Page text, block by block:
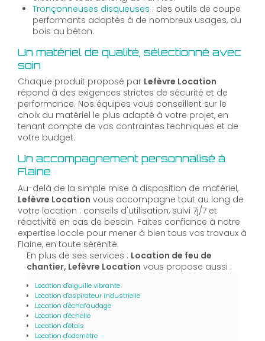
Tronçonneuses disqueuses : des outils de coupe
performants adaptés à de nombreux usages, du
bois au béton.
Un matériel de qualité, sélectionné avec
soin
Chaque produit proposé par Lefèvre Location
répond à des exigences strictes de sécurité et de
performance. Nos équipes vous conseillent sur le
choix du matériel le plus adapté à votre projet, en
tenant compte de vos contraintes techniques et de
votre budget.
Un accompagnement personnalisé à
Flaine
Au-delà de la simple mise à disposition de matériel,
Lefèvre Location vous accompagne tout au long de
votre location : conseils d'utilisation, suivi 7j/7 et
réactivité en cas de besoin. Faites confiance à notre
expertise locale pour mener à bien tous vos travaux à
Flaine, en toute sérénité.
En plus de ses services : Location de feu de
chantier, Lefèvre Location vous propose aussi :
Location d'aiguille vibrante
Location d'aspirateur industrielle
Location d'échafaudage
Location d'échelle
Location d'étais
Location d'odomètre